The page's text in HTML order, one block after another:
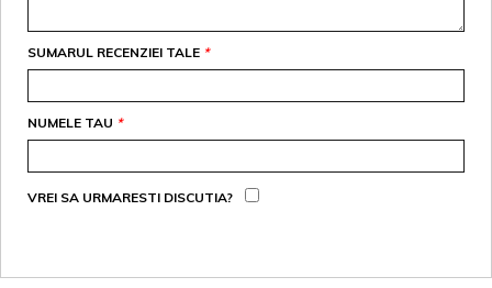
*
SUMARUL RECENZIEI TALE
*
NUMELE TAU
VREI SA URMARESTI DISCUTIA?